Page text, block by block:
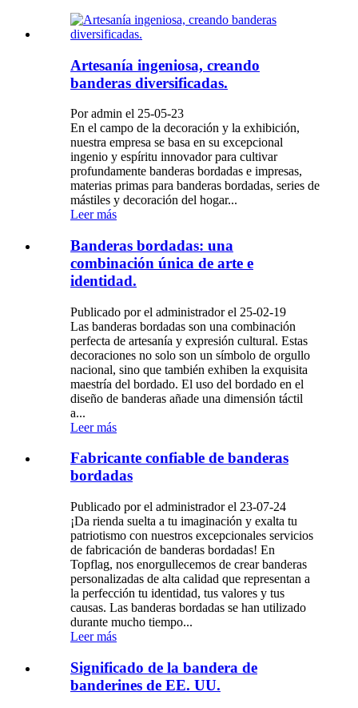
Artesanía ingeniosa, creando
banderas diversificadas.
Por admin el 25-05-23
En el campo de la decoración y la exhibición,
nuestra empresa se basa en su excepcional
ingenio y espíritu innovador para cultivar
profundamente banderas bordadas e impresas,
materias primas para banderas bordadas, series de
mástiles y decoración del hogar...
Leer más
Banderas bordadas: una
combinación única de arte e
identidad.
Publicado por el administrador el 25-02-19
Las banderas bordadas son una combinación
perfecta de artesanía y expresión cultural. Estas
decoraciones no solo son un símbolo de orgullo
nacional, sino que también exhiben la exquisita
maestría del bordado. El uso del bordado en el
diseño de banderas añade una dimensión táctil
a...
Leer más
Fabricante confiable de banderas
bordadas
Publicado por el administrador el 23-07-24
¡Da rienda suelta a tu imaginación y exalta tu
patriotismo con nuestros excepcionales servicios
de fabricación de banderas bordadas! En
Topflag, nos enorgullecemos de crear banderas
personalizadas de alta calidad que representan a
la perfección tu identidad, tus valores y tus
causas. Las banderas bordadas se han utilizado
durante mucho tiempo...
Leer más
Significado de la bandera de
banderines de EE. UU.